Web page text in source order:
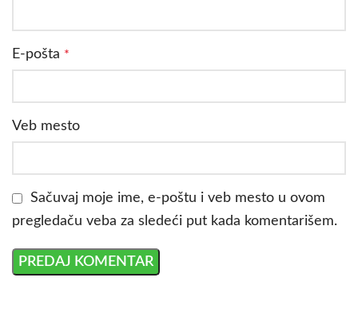
E-pošta *
Veb mesto
Sačuvaj moje ime, e-poštu i veb mesto u ovom
pregledaču veba za sledeći put kada komentarišem.